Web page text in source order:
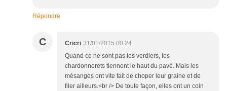
Répondre
C Cricri 31/01/2015 00:24
Quand ce ne sont pas les verdiers, les
chardonnerets tiennent le haut du pavé. Mais les
mésanges ont vite fait de choper leur graine et de
filer ailleurs.<br /> De toute façon, elles ont un coin